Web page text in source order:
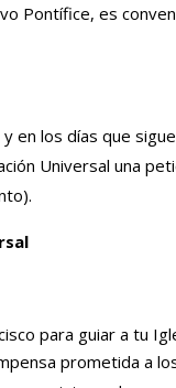
Pontífice, es
en los días que
Universal una
para guiar a tu
prometida a